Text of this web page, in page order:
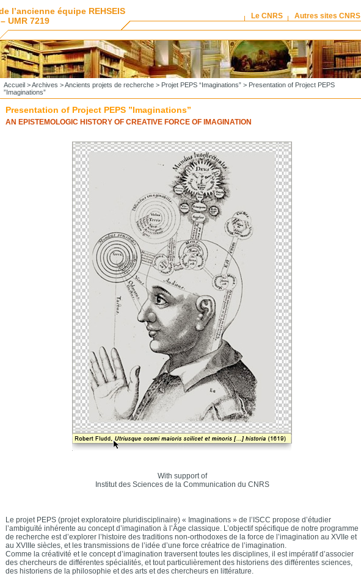
l’ancienne équipe REHSEIS
UMR 7219
Le CNRS Autres sites CNRS
Accueil>Archives >Ancients projets de recherche> Projet PEPS “Imaginations”> Presentation of Project PEPS
”Imaginations”
Presentation of Project PEPS ”Imaginations”
AN EPISTEMOLOGIC HISTORY OF CREATIVE FORCE OF IMAGINATION
With support of
Institut des Sciences de la Communication du CNRS
Le projet PEPS (projet exploratoire pluridisciplinaire) « Imaginations » de l’ISCC propose d’étudier
l’ambiguïté inhérente au concept d’imagination à l’Âge classique. L’objectif spécifique de notre programme
de recherche est d’explorer l’histoire des traditions non-orthodoxes de la force de l’imagination au XVIIe et
au XVIIIe siècles, et les transmissions de l’idée d’une force créatrice de l’imagination.
Comme la créativité et le concept d’imagination traversent toutes les disciplines, il est impératif d’associer
des chercheurs de différentes spécialités, et tout particulièrement des historiens des différentes sciences,
des historiens de la philosophie et des arts et des chercheurs en littérature.